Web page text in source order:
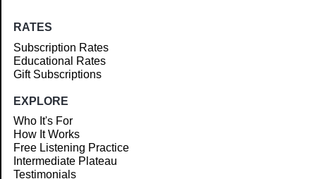
RATES
Subscription Rates
Educational Rates
Gift Subscriptions
EXPLORE
Who It's For
How It Works
Free Listening Practice
Intermediate Plateau
Testimonials